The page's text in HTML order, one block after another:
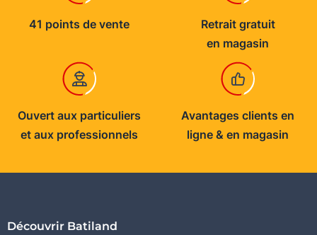
41 points de vente
Retrait gratuit
en magasin
Ouvert aux particuliers
et aux professionnels
Avantages clients en
ligne & en magasin
Découvrir Batiland